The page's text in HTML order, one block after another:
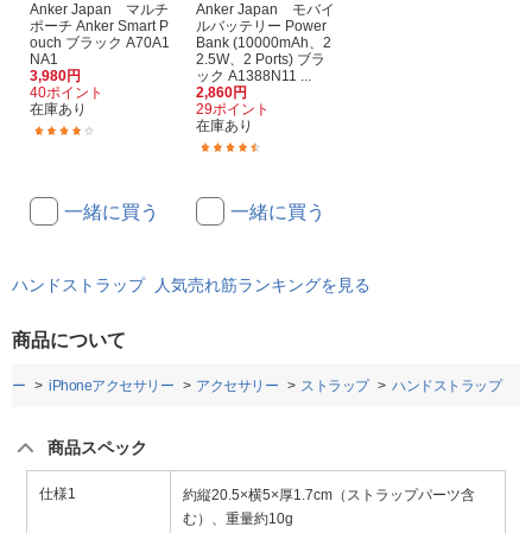
Anker Japan マルチ
ポーチ Anker Smart P
ouch ブラック A70A1
NA1
3,980円
40ポイント
在庫あり
一緒に買う
Anker Japan モバイ
ルバッテリー Power
Bank (10000mAh、2
2.5W、2 Ports) ブラ
ック A1388N11 ...
2,860円
29ポイント
在庫あり
一緒に買う
ハンドストラップ 人気売れ筋ランキングを見る
商品について
ー iPhoneアクセサリー アクセサリー ストラップ ハンドストラップ
商品スペック
仕様1
約縦20.5×横5×厚1.7cm（ストラップパーツ含
む）、重量約10g